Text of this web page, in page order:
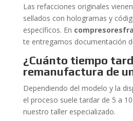
Las refacciones originales
sellados con hologramas y
específicos. En
te entregamos documentación
¿Cuánto tiempo
remanufactura de
Dependiendo del modelo y la
el proceso suele tardar de 5 a
nuestro taller especializado.